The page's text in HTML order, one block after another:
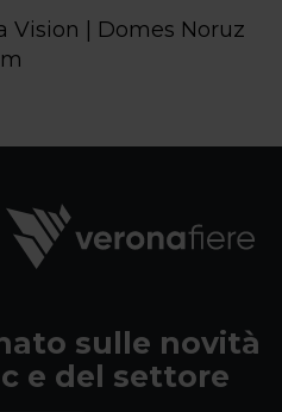
Vision | Domes Noruz
sulle novità
e del settore